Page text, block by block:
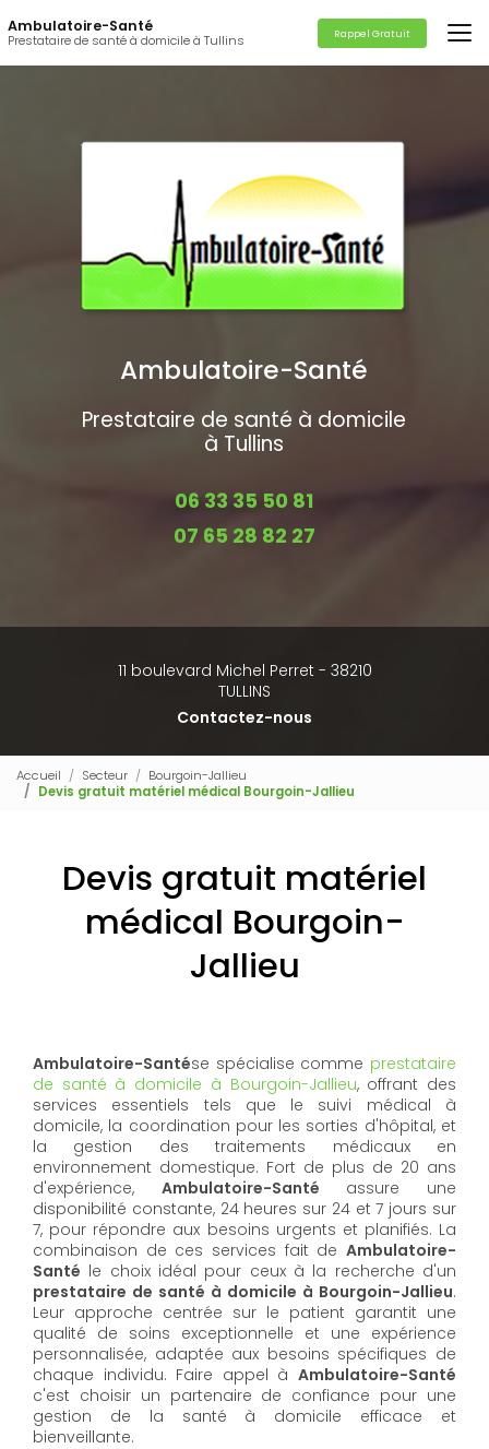
au
contenu
principal
Ambulatoire-Santé
Prestataire de santé à domicile à Tullins Rappel Gratuit
Ambulatoire-Santé
Prestataire de santé à domicile
à Tullins
06 33 35 50 81
07 65 28 82 27
11 boulevard Michel Perret - 38210
TULLINS
Contactez-nous
Accueil Secteur
Bourgoin-Jallieu
Devis gratuit matériel médical Bourgoin-Jallieu
Devis gratuit matériel
médical Bourgoin-
Jallieu
Ambulatoire-Santése spécialise comme prestataire
de santé à domicile à Bourgoin-Jallieu, offrant des
services essentiels tels que le suivi médical à
domicile, la coordination pour les sorties d'hôpital, et
la gestion des traitements médicaux en
environnement domestique. Fort de plus de 20 ans
d'expérience, Ambulatoire-Santé assure une
disponibilité constante, 24 heures sur 24 et 7 jours sur
7, pour répondre aux besoins urgents et planifiés. La
combinaison de ces services fait de Ambulatoire-
Santé le choix idéal pour ceux à la recherche d'un
prestataire de santé à domicile à Bourgoin-Jallieu.
Leur approche centrée sur le patient garantit une
qualité de soins exceptionnelle et une expérience
personnalisée, adaptée aux besoins spécifiques de
chaque individu. Faire appel à Ambulatoire-Santé
c'est choisir un partenaire de confiance pour une
gestion de la santé à domicile efficace et
bienveillante.